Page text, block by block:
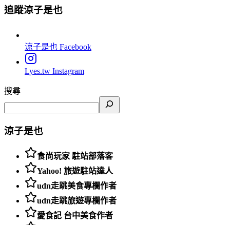
追蹤涼子是也
涼子是也 Facebook
Lyes.tw Instagram
搜尋
涼子是也
食尚玩家 駐站部落客
Yahoo! 旅遊駐站達人
udn走跳美食專欄作者
udn走跳旅遊專欄作者
愛食記 台中美食作者